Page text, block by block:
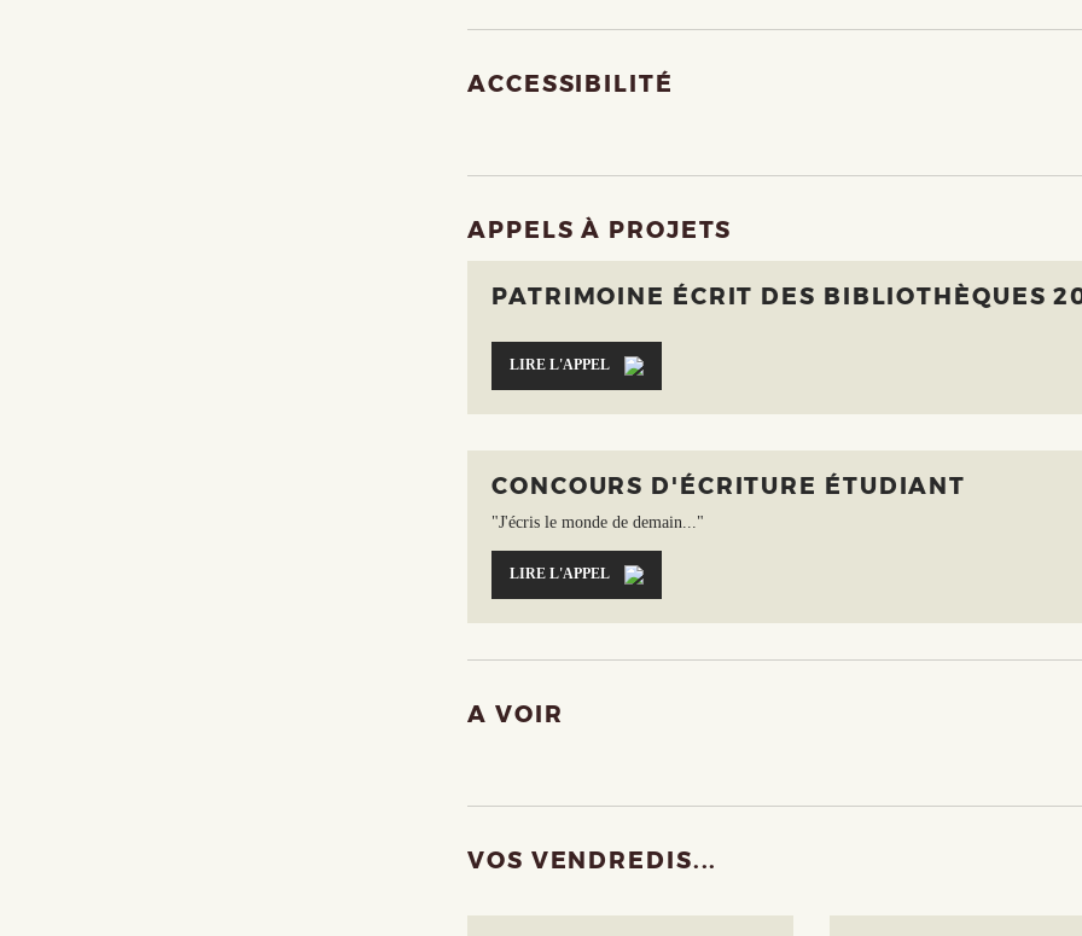
ACCESSIBILITÉ
APPELS À PROJETS
PATRIMOINE ÉCRIT DES BIBLIOTHÈQUES
LIRE L'APPEL
CONCOURS D'ÉCRITURE ÉTUDIANT
"J'écris le monde de demain..."
LIRE L'APPEL
A VOIR
VOS VENDREDIS...